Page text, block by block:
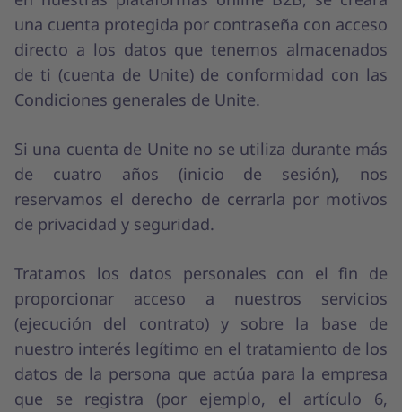
una cuenta protegida por contraseña con acceso
directo a los datos que tenemos almacenados
de ti (cuenta de Unite) de conformidad con las
Condiciones generales de Unite.
Si una cuenta de Unite no se utiliza durante más
de cuatro años (inicio de sesión), nos
reservamos el derecho de cerrarla por motivos
de privacidad y seguridad.
Tratamos los datos personales con el fin de
proporcionar acceso a nuestros servicios
(ejecución del contrato) y sobre la base de
nuestro interés legítimo en el tratamiento de los
datos de la persona que actúa para la empresa
que se registra (por ejemplo, el artículo 6,